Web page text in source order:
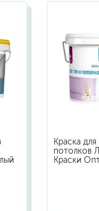
Краска
потолков
Краски